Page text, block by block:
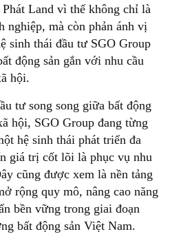
Land vì thế không chỉ là
nghiệp, mà còn phản ánh vị
sinh thái đầu tư SGO Group
động sản gắn với nhu cầu
hội.
tư song song giữa bất động
hội, SGO Group đang từng
hệ sinh thái phát triển đa
giá trị cốt lõi là phục vụ nhu
cũng được xem là nền tảng
rộng quy mô, nâng cao năng
bền vững trong giai đoạn
bất động sản Việt Nam.